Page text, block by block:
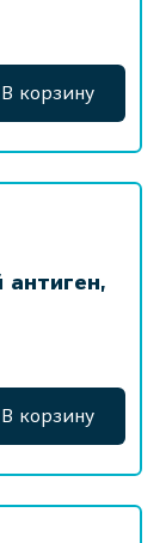
В корзину
В корзину